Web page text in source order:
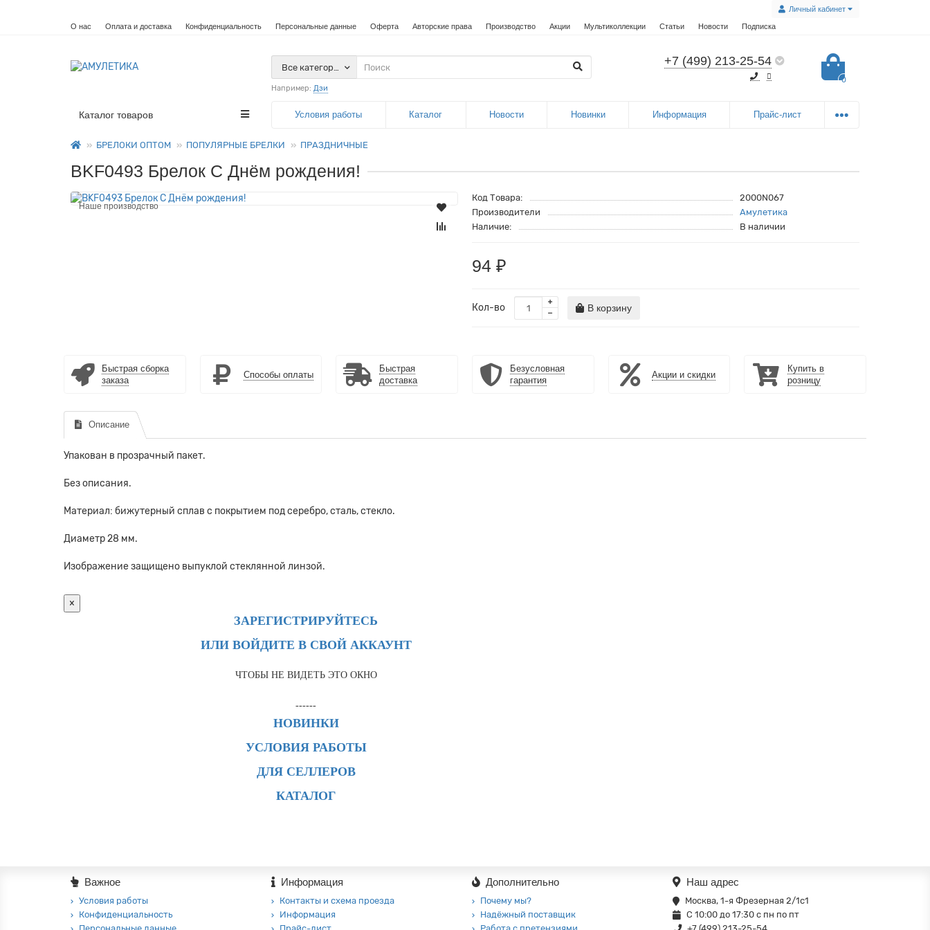
Личный кабинет
О нас Оплата и доставка Конфиденциальность Персональные данные Оферта Авторские права Производство Акции Мультиколлекции Статьи Новости Подписка
+7 (499) 213-25-54
0
Все категории
Например: Дзи
Каталог товаров Условия работы Каталог Новости Новинки Информация Прайс-лист
БРЕЛОКИ ОПТОМ ПОПУЛЯРНЫЕ БРЕЛКИ ПРАЗДНИЧНЫЕ
BKF0493 Брелок С Днём рождения!
Наше производство
Код Товара:
2000N067
Производители
Амулетика
Наличие:
В наличии
94 ₽
Кол-во В корзину
Быстрая сборка
заказа
Способы оплаты
Быстрая
доставка
Безусловная
гарантия
Акции и скидки
Купить в
розницу
Описание
Упакован в прозрачный пакет.
Без описания.
Материал: бижутерный сплав с покрытием под серебро, сталь, стекло.
Диаметр 28 мм.
Изображение защищено выпуклой стеклянной линзой.
×
ЗАРЕГИСТРИРУЙТЕСЬ
ИЛИ ВОЙДИТЕ В СВОЙ АККАУНТ
ЧТОБЫ НЕ ВИДЕТЬ ЭТО ОКНО
------
НОВИНКИ
УСЛОВИЯ РАБОТЫ
ДЛЯ СЕЛЛЕРОВ
КАТАЛОГ
Важное
Условия работы
Конфиденциальность
Информация
Контакты и схема проезда
Информация
Дополнительно
Почему мы?
Надёжный поставщик
Наш адрес
Москва, 1-я Фрезерная 2/1с1
С 10:00 до 17:30 с пн по пт